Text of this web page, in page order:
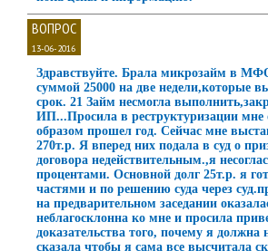
ВОПРОС
13-06-2016
Здравствуйте. Брала микрозайм в
суммой 25000 на две недели,которые
срок. 21 Займ несмогла
ИП...Просила в реструктуризации мне
образом прошел год. Сейчас мне
270т.р. Я вперед них подала в суд о
договора недействительным.,я
процентами. Основной долг 25т.р. я
частями и по решению суда через
на предварительном заседании
неблагосклонна ко мне и просила
доказательства того, почему я должна
сказала чтобы я сама все высчитала